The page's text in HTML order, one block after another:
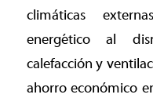
climáticas
energético al
calefacción y
ahorro económico